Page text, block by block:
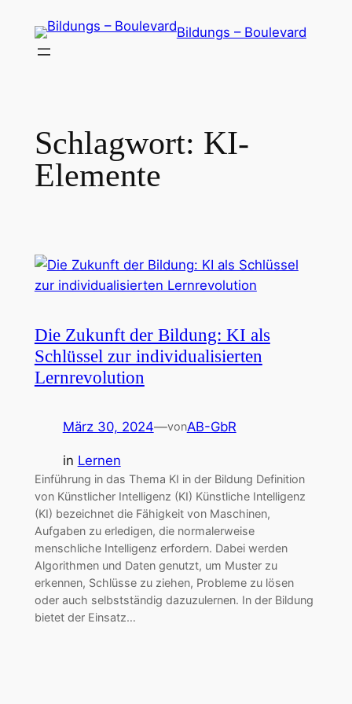
Inhalt
springen
Bildungs – Boulevard
Schlagwort: KI-
Elemente
Die Zukunft der Bildung: KI als
Schlüssel zur individualisierten
Lernrevolution
März 30, 2024—vonAB-GbR
in Lernen
Einführung in das Thema KI in der Bildung Definition
von Künstlicher Intelligenz (KI) Künstliche Intelligenz
(KI) bezeichnet die Fähigkeit von Maschinen,
Aufgaben zu erledigen, die normalerweise
menschliche Intelligenz erfordern. Dabei werden
Algorithmen und Daten genutzt, um Muster zu
erkennen, Schlüsse zu ziehen, Probleme zu lösen
oder auch selbstständig dazuzulernen. In der Bildung
bietet der Einsatz…